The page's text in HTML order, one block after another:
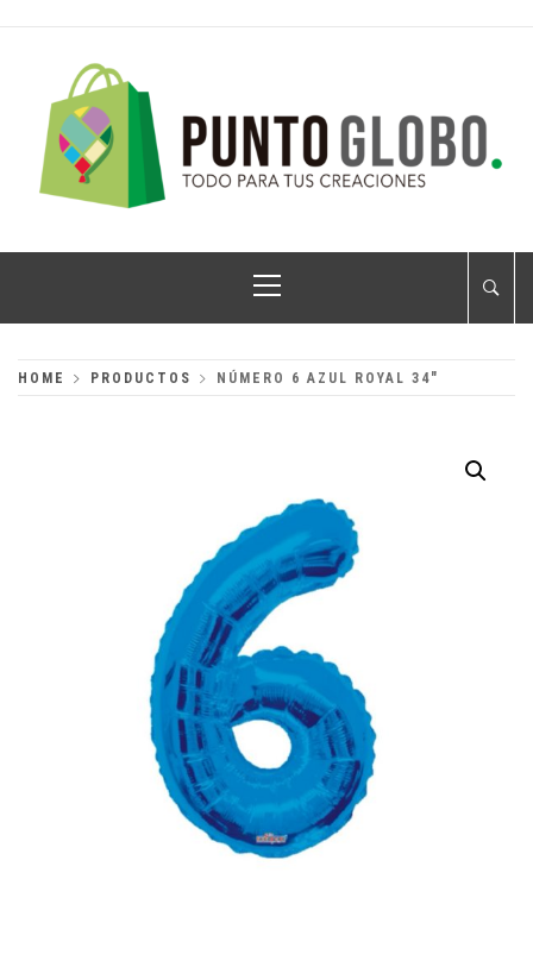
PUNTO GLOBO
Menu
HOME PRODUCTOS NÚMERO 6 AZUL ROYAL 34″